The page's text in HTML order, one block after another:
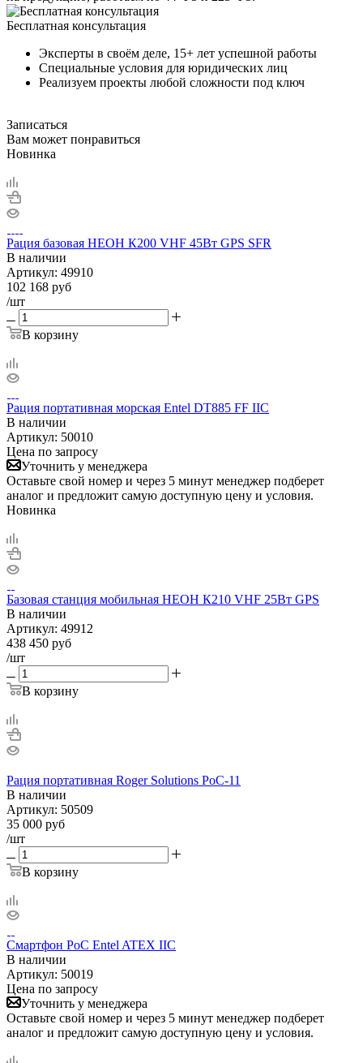
Бесплатная консультация
Эксперты в своём деле, 15+ лет успешной работы
Специальные условия для юридических лиц
Реализуем проекты любой сложности под ключ
Записаться
Вам может понравиться
Новинка
Рация базовая НЕОН К200 VHF 45Вт GPS SFR
В наличии
Артикул: 49910
102 168 руб
/шт
В корзину
Рация портативная морская Entel DT885 FF IIC
В наличии
Артикул: 50010
Цена по запросу
Уточнить у менеджера
Оставьте свой номер и через 5 минут менеджер подберет
аналог и предложит самую доступную цену и условия.
Новинка
Базовая станция мобильная НЕОН К210 VHF 25Вт GPS
В наличии
Артикул: 49912
438 450 руб
/шт
В корзину
Рация портативная Roger Solutions PoC-11
В наличии
Артикул: 50509
35 000 руб
/шт
В корзину
Смартфон PoC Entel ATEX IIC
В наличии
Артикул: 50019
Цена по запросу
Уточнить у менеджера
Оставьте свой номер и через 5 минут менеджер подберет
аналог и предложит самую доступную цену и условия.